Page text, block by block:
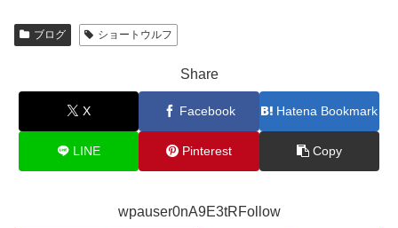
ブログ ショートウルフ
Share
X Facebook Hatena Bookmark
LINE Pinterest Copy
wpauser0nA9E3tRFollow